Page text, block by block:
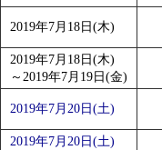
2019年7月18日(木)
2019年7月18日(木)
～ 2019年7月19日(金)
2019年7月20日(土)
2019年7月20日(土)